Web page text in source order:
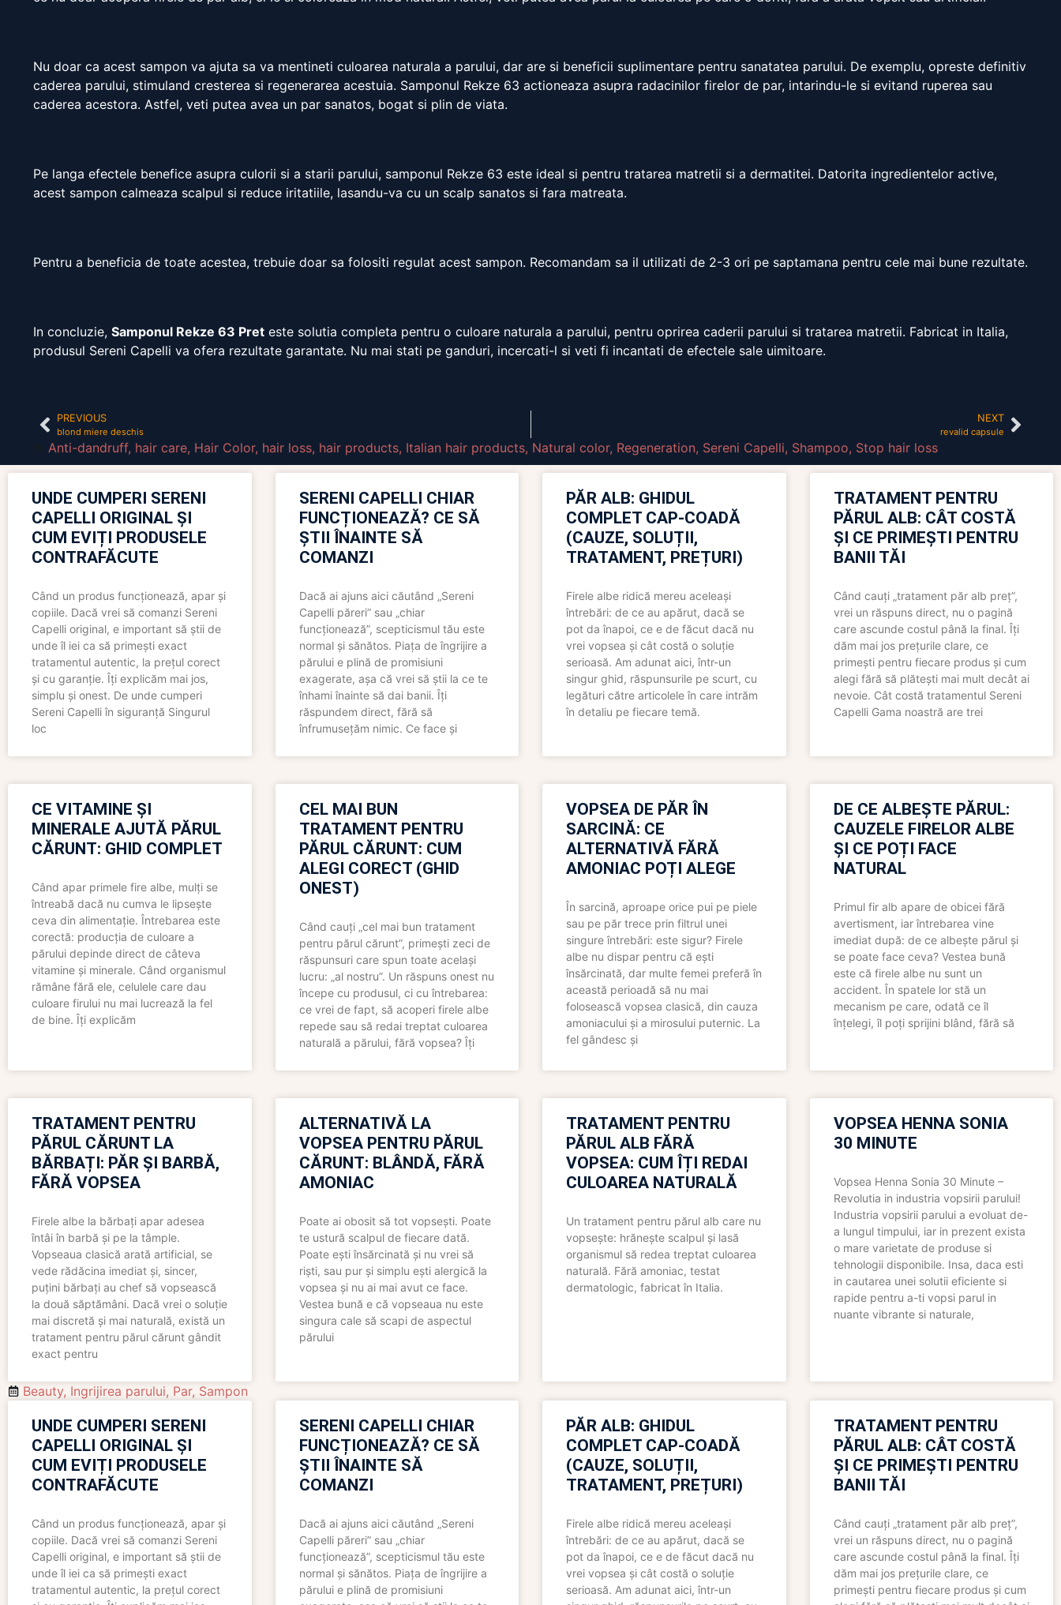
Nu doar ca acest sampon va ajuta sa va mentineti culoarea naturala a parului, dar are si beneficii suplimentare pentru sanatatea parului. De exemplu, opreste definitiv
caderea parului, stimuland cresterea si regenerarea acestuia. Samponul Rekze 63 actioneaza asupra radacinilor firelor de par, intarindu-le si evitand ruperea sau
caderea acestora. Astfel, veti putea avea un par sanatos, bogat si plin de viata.
Pe langa efectele benefice asupra culorii si a starii parului, samponul Rekze 63 este ideal si pentru tratarea matretii si a dermatitei. Datorita ingredientelor active,
acest sampon calmeaza scalpul si reduce iritatiile, lasandu-va cu un scalp sanatos si fara matreata.
Pentru a beneficia de toate acestea, trebuie doar sa folositi regulat acest sampon. Recomandam sa il utilizati de 2-3 ori pe saptamana pentru cele mai bune rezultate.
In concluzie, Samponul Rekze 63 Pret este solutia completa pentru o culoare naturala a parului, pentru oprirea caderii parului si tratarea matretii. Fabricat in Italia,
produsul Sereni Capelli va ofera rezultate garantate. Nu mai stati pe ganduri, incercati-l si veti fi incantati de efectele sale uimitoare.
PREVIOUS
blond miere deschis
NEXT
revalid capsule
Anti-dandruff, hair care, Hair Color, hair loss, hair products, Italian hair products, Natural color, Regeneration, Sereni Capelli, Shampoo, Stop hair loss
UNDE CUMPERI SERENI
CAPELLI ORIGINAL ȘI
CUM EVIȚI PRODUSELE
CONTRAFĂCUTE
Când un produs funcționează, apar și
copiile. Dacă vrei să comanzi Sereni
Capelli original, e important să știi de
unde îl iei ca să primești exact
tratamentul autentic, la prețul corect
și cu garanție. Îți explicăm mai jos,
simplu și onest. De unde cumperi
Sereni Capelli în siguranță Singurul
loc
SERENI CAPELLI CHIAR
FUNCȚIONEAZĂ? CE SĂ
ȘTII ÎNAINTE SĂ
COMANZI
Dacă ai ajuns aici căutând „Sereni
Capelli păreri” sau „chiar
funcționează”, scepticismul tău este
normal și sănătos. Piața de îngrijire a
părului e plină de promisiuni
exagerate, așa că vrei să știi la ce te
înhami înainte să dai banii. Îți
răspundem direct, fără să
înfrumusețăm nimic. Ce face și
PĂR ALB: GHIDUL
COMPLET CAP-COADĂ
(CAUZE, SOLUȚII,
TRATAMENT, PREȚURI)
Firele albe ridică mereu aceleași
întrebări: de ce au apărut, dacă se
pot da înapoi, ce e de făcut dacă nu
vrei vopsea și cât costă o soluție
serioasă. Am adunat aici, într-un
singur ghid, răspunsurile pe scurt, cu
legături către articolele în care intrăm
în detaliu pe fiecare temă.
TRATAMENT PENTRU
PĂRUL ALB: CÂT COSTĂ
ȘI CE PRIMEȘTI PENTRU
BANII TĂI
Când cauți „tratament păr alb preț”,
vrei un răspuns direct, nu o pagină
care ascunde costul până la final. Îți
dăm mai jos prețurile clare, ce
primești pentru fiecare produs și cum
alegi fără să plătești mai mult decât ai
nevoie. Cât costă tratamentul Sereni
Capelli Gama noastră are trei
CE VITAMINE ȘI
MINERALE AJUTĂ PĂRUL
CĂRUNT: GHID COMPLET
Când apar primele fire albe, mulți se
întreabă dacă nu cumva le lipsește
ceva din alimentație. Întrebarea este
corectă: producția de culoare a
părului depinde direct de câteva
vitamine și minerale. Când organismul
rămâne fără ele, celulele care dau
culoare firului nu mai lucrează la fel
de bine. Îți explicăm
CEL MAI BUN
TRATAMENT PENTRU
PĂRUL CĂRUNT: CUM
ALEGI CORECT (GHID
ONEST)
Când cauți „cel mai bun tratament
pentru părul cărunt”, primești zeci de
răspunsuri care spun toate același
lucru: „al nostru”. Un răspuns onest nu
începe cu produsul, ci cu întrebarea:
ce vrei de fapt, să acoperi firele albe
repede sau să redai treptat culoarea
naturală a părului, fără vopsea? Îți
VOPSEA DE PĂR ÎN
SARCINĂ: CE
ALTERNATIVĂ FĂRĂ
AMONIAC POȚI ALEGE
În sarcină, aproape orice pui pe piele
sau pe păr trece prin filtrul unei
singure întrebări: este sigur? Firele
albe nu dispar pentru că ești
însărcinată, dar multe femei preferă în
această perioadă să nu mai
folosească vopsea clasică, din cauza
amoniacului și a mirosului puternic. La
fel gândesc și
DE CE ALBEȘTE PĂRUL:
CAUZELE FIRELOR ALBE
ȘI CE POȚI FACE
NATURAL
Primul fir alb apare de obicei fără
avertisment, iar întrebarea vine
imediat după: de ce albește părul și
se poate face ceva? Vestea bună
este că firele albe nu sunt un
accident. În spatele lor stă un
mecanism pe care, odată ce îl
înțelegi, îl poți sprijini blând, fără să
TRATAMENT PENTRU
PĂRUL CĂRUNT LA
BĂRBAȚI: PĂR ȘI BARBĂ,
FĂRĂ VOPSEA
Firele albe la bărbați apar adesea
întâi în barbă și pe la tâmple.
Vopseaua clasică arată artificial, se
vede rădăcina imediat și, sincer,
puțini bărbați au chef să vopsească
la două săptămâni. Dacă vrei o soluție
mai discretă și mai naturală, există un
tratament pentru părul cărunt gândit
exact pentru
ALTERNATIVĂ LA
VOPSEA PENTRU PĂRUL
CĂRUNT: BLÂNDĂ, FĂRĂ
AMONIAC
Poate ai obosit să tot vopsești. Poate
te ustură scalpul de fiecare dată.
Poate ești însărcinată și nu vrei să
riști, sau pur și simplu ești alergică la
vopsea și nu ai mai avut ce face.
Vestea bună e că vopseaua nu este
singura cale să scapi de aspectul
părului
TRATAMENT PENTRU
PĂRUL ALB FĂRĂ
VOPSEA: CUM ÎȚI REDAI
CULOAREA NATURALĂ
Un tratament pentru părul alb care nu
vopsește: hrănește scalpul și lasă
organismul să redea treptat culoarea
naturală. Fără amoniac, testat
dermatologic, fabricat în Italia.
VOPSEA HENNA SONIA
30 MINUTE
Vopsea Henna Sonia 30 Minute –
Revolutia in industria vopsirii parului!
Industria vopsirii parului a evoluat de-
a lungul timpului, iar in prezent exista
o mare varietate de produse si
tehnologii disponibile. Insa, daca esti
in cautarea unei solutii eficiente si
rapide pentru a-ti vopsi parul in
nuante vibrante si naturale,
Beauty, Ingrijirea parului, Par, Sampon
UNDE CUMPERI SERENI
CAPELLI ORIGINAL ȘI
CUM EVIȚI PRODUSELE
CONTRAFĂCUTE
Când un produs funcționează, apar și
copiile. Dacă vrei să comanzi Sereni
Capelli original, e important să știi de
unde îl iei ca să primești exact
tratamentul autentic, la prețul corect
SERENI CAPELLI CHIAR
FUNCȚIONEAZĂ? CE SĂ
ȘTII ÎNAINTE SĂ
COMANZI
Dacă ai ajuns aici căutând „Sereni
Capelli păreri” sau „chiar
funcționează”, scepticismul tău este
normal și sănătos. Piața de îngrijire a
părului e plină de promisiuni
PĂR ALB: GHIDUL
COMPLET CAP-COADĂ
(CAUZE, SOLUȚII,
TRATAMENT, PREȚURI)
Firele albe ridică mereu aceleași
întrebări: de ce au apărut, dacă se
pot da înapoi, ce e de făcut dacă nu
vrei vopsea și cât costă o soluție
serioasă. Am adunat aici, într-un
TRATAMENT PENTRU
PĂRUL ALB: CÂT COSTĂ
ȘI CE PRIMEȘTI PENTRU
BANII TĂI
Când cauți „tratament păr alb preț”,
vrei un răspuns direct, nu o pagină
care ascunde costul până la final. Îți
dăm mai jos prețurile clare, ce
primești pentru fiecare produs și cum